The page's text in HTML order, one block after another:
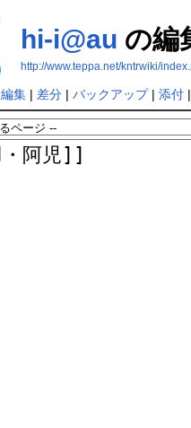
hi-i@au の編
http://www.teppa.net/kntrwiki/
編集| 差分| バックアップ| 添付|